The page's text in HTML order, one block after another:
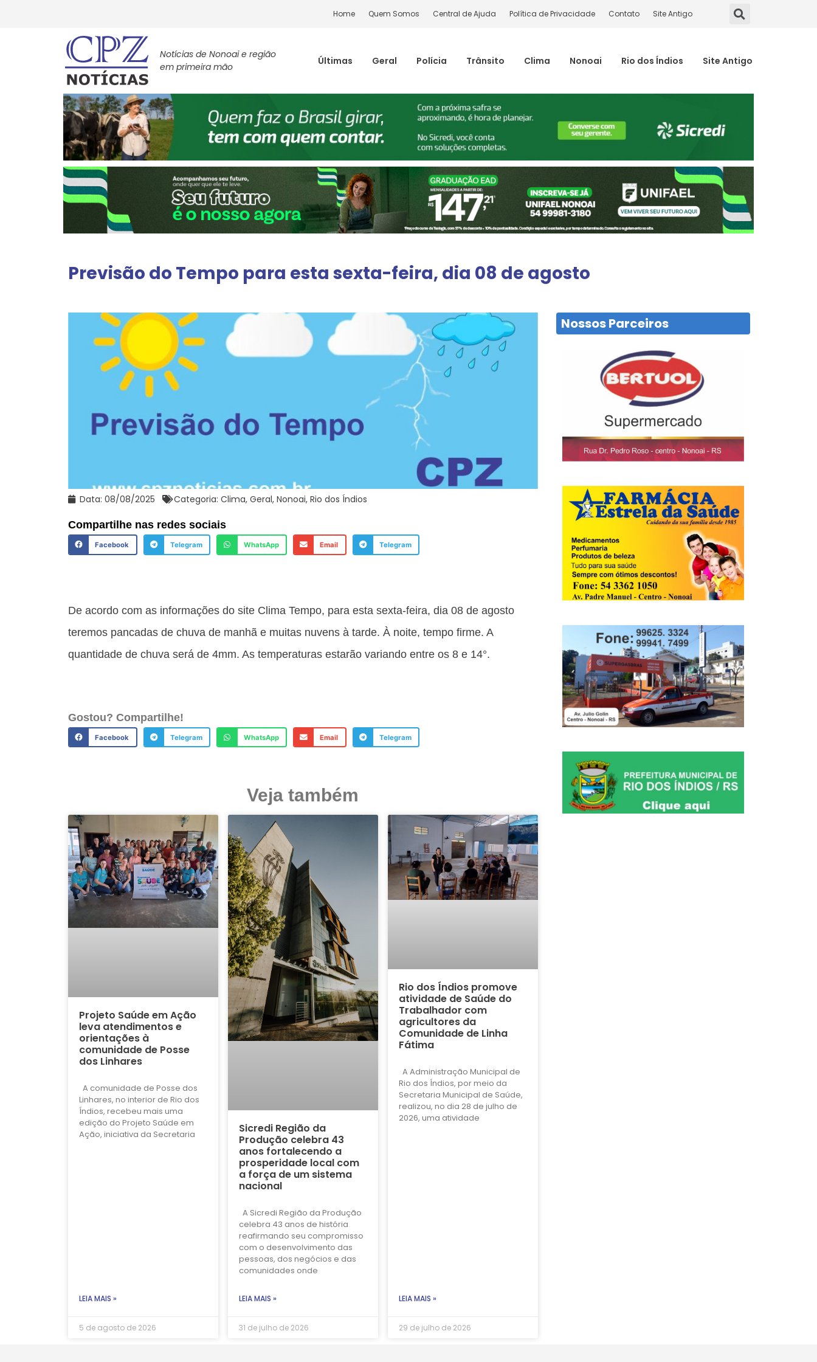
Home Quem Somos Central de Ajuda Política de Privacidade Contato Site Antigo
Notícias de Nonoai e região
em primeira mão
Últimas Geral Polícia Trânsito Clima Nonoai Rio dos Índios Site Antigo
Previsão do Tempo para esta sexta-feira, dia 08 de agosto
Data: 08/08/2025 Categoria: Clima, Geral, Nonoai, Rio dos Índios
Compartilhe nas redes sociais
Facebook Telegram WhatsApp Email Telegram
De acordo com as informações do site Clima Tempo, para esta sexta-feira, dia 08 de agosto
teremos pancadas de chuva de manhã e muitas nuvens à tarde. À noite, tempo firme. A
quantidade de chuva será de 4mm. As temperaturas estarão variando entre os 8 e 14°.
Gostou? Compartilhe!
Facebook Telegram WhatsApp Email Telegram
Veja também
Projeto Saúde em Ação
leva atendimentos e
orientações à
comunidade de Posse
dos Linhares
A comunidade de Posse dos
Linhares, no interior de Rio dos
Índios, recebeu mais uma
edição do Projeto Saúde em
Ação, iniciativa da Secretaria
LEIA MAIS »
5 de agosto de 2026
Sicredi Região da
Produção celebra 43
anos fortalecendo a
prosperidade local com
a força de um sistema
nacional
A Sicredi Região da Produção
celebra 43 anos de história
reafirmando seu compromisso
com o desenvolvimento das
pessoas, dos negócios e das
comunidades onde
LEIA MAIS »
31 de julho de 2026
Rio dos Índios promove
atividade de Saúde do
Trabalhador com
agricultores da
Comunidade de Linha
Fátima
A Administração Municipal de
Rio dos Índios, por meio da
Secretaria Municipal de Saúde,
realizou, no dia 28 de julho de
2026, uma atividade
LEIA MAIS »
29 de julho de 2026
Nossos Parceiros